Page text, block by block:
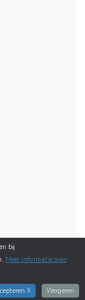
bij
Meer informatie over
X Weigeren